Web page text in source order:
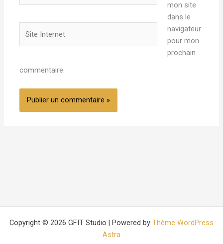
Internet
mon site
dans le
navigateur
pour mon
prochain
commentaire.
Copyright © 2026 GFIT Studio | Powered by Thème WordPress
Astra